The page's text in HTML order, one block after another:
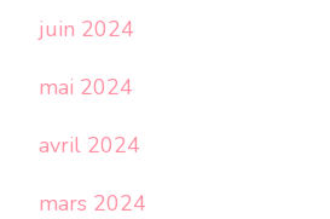
juin 2024
mai 2024
avril 2024
mars 2024